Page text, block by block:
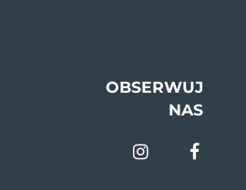
OBSERWUJ
NAS